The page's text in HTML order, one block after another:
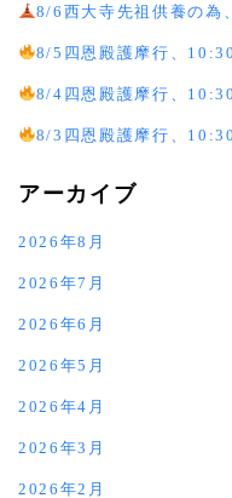
8/6西大寺先祖供養の為
8/5四恩殿護摩行、
8/4四恩殿護摩行、
8/3四恩殿護摩行、
アーカイブ
2026年8月
2026年7月
2026年6月
2026年5月
2026年4月
2026年3月
2026年2月